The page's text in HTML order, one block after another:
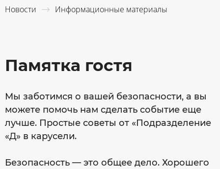
Новости
Информационные материалы
Памятка гостя
Мы заботимся о вашей безопасности, а вы
можете помочь нам сделать событие еще
лучше. Простые советы от «Подразделение
«Д» в карусели.
Безопасность — это общее дело. Хорошего